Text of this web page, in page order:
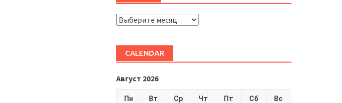
ARHIVĂ
CALENDAR
Август 2026
Пн Вт Ср Чт Пт Сб Вс